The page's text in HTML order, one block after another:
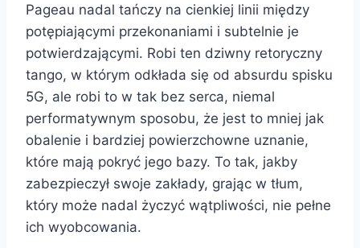
Pageau nadal tańczy na cienkiej linii między
potępiającymi przekonaniami i subtelnie je
potwierdzającymi. Robi ten dziwny retoryczny
tango, w którym odkłada się od absurdu spisku
5G, ale robi to w tak bez serca, niemal
performatywnym sposobu, że jest to mniej jak
obalenie i bardziej powierzchowne uznanie,
które mają pokryć jego bazy. To tak, jakby
zabezpieczył swoje zakłady, grając w tłum,
który może nadal życzyć wątpliwości, nie pełne
ich wyobcowania.